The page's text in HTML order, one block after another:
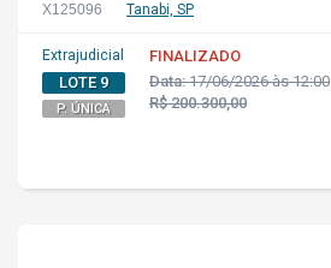
X125096 Tanabi, SP
Extrajudicial
LOTE 9
P. ÚNICA
FINALIZADO
Data:17/06/2026 às 12:00
R$ 200.300,00